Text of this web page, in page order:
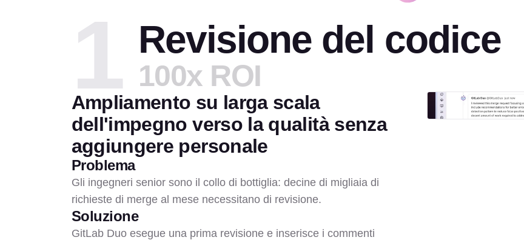
1 Revisione del codice
100x ROI
Ampliamento su larga scala
dell'impegno verso la qualità senza
aggiungere personale
Problema
Gli ingegneri senior sono il collo di bottiglia: decine di migliaia di
richieste di merge al mese necessitano di revisione.
Soluzione
GitLab Duo esegue una prima revisione e inserisce i commenti